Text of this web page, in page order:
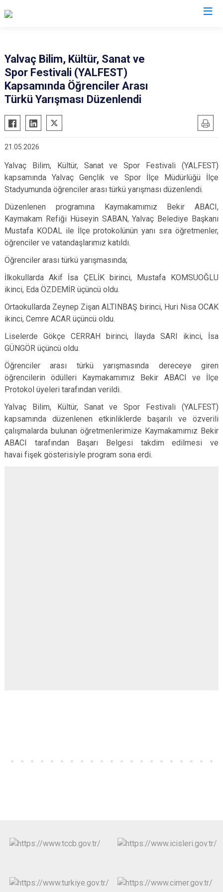
Atabey
Eğirdir
Gönen
Senirkent
Sütçüler
Yalvaç Bilim, Kültür, Sanat ve
Spor Festivali (YALFEST)
Kapsamında Öğrenciler Arası
Türkü Yarışması Düzenlendi
21.05.2026
Yalvaç Bilim, Kültür, Sanat ve Spor Festivali (YALFEST)
kapsamında Yalvaç Gençlik ve Spor İlçe Müdürlüğü İlçe
Stadyumunda öğrenciler arası türkü yarışması düzenlendi.
Düzenlenen programına Kaymakamımız Bekir ABACI,
Kaymakam Refiği Hüseyin SABAN, Yalvaç Belediye Başkanı
Mustafa KODAL ile İlçe protokolünün yanı sıra öğretmenler,
öğrenciler ve vatandaşlarımız katıldı.
Öğrenciler arası türkü yarışmasında;
İlkokullarda Akif İsa ÇELİK birinci, Mustafa KOMSUOĞLU
ikinci, Eda ÖZDEMİR üçüncü oldu.
Ortaokullarda Zeynep Zişan ALTINBAŞ birinci, Huri Nisa OCAK
ikinci, Cemre ACAR üçüncü oldu.
Liselerde Gökçe CERRAH birinci, İlayda SARI ikinci, İsa
GÜNGÖR üçüncü oldu.
Öğrenciler arası türkü yarışmasında dereceye giren
öğrencilerin ödülleri Kaymakamımız Bekir ABACI ve İlçe
Protokol üyeleri tarafından verildi.
Yalvaç Bilim, Kültür, Sanat ve Spor Festivali (YALFEST)
kapsamında düzenlenen etkinliklerde başarılı ve özverili
çalışmalarda bulunan öğretmenlerimize Kaymakamımız Bekir
ABACI tarafından Başarı Belgesi takdim edilmesi ve
havai fişek gösterisiyle program sona erdi.